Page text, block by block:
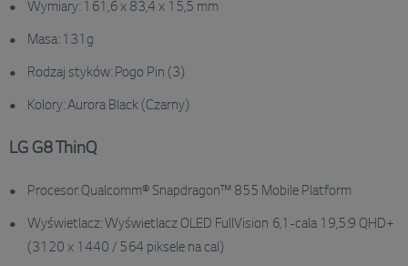
Wymiary: 161,6 x 83,4 x 15,5 mm
Masa: 131g
Rodzaj styków: Pogo Pin (3)
Kolory: Aurora Black (Czarny)
LG G8 ThinQ
Procesor: Qualcomm® Snapdragon™ 855 Mobile Platform
Wyświetlacz: Wyświetlacz OLED FullVision 6,1-cala 19,5:9 QHD+
(3120 x 1440 / 564 piksele na cal)